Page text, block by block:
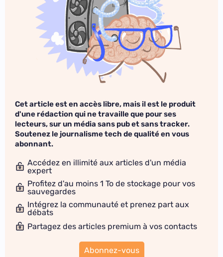
Cet article est en accès libre, mais il est le produit
d'une rédaction qui ne travaille que pour ses
lecteurs, sur un média sans pub et sans tracker.
Soutenez le journalisme tech de qualité en vous
abonnant.
Accédez en illimité aux articles d'un média
expert
Profitez d'au moins 1 To de stockage pour vos
sauvegardes
Intégrez la communauté et prenez part aux
débats
Partagez des articles premium à vos contacts
Abonnez-vous